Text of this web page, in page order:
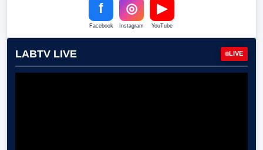
f
Facebook
◎
Instagram
▶
YouTube
LABTV LIVE LIVE